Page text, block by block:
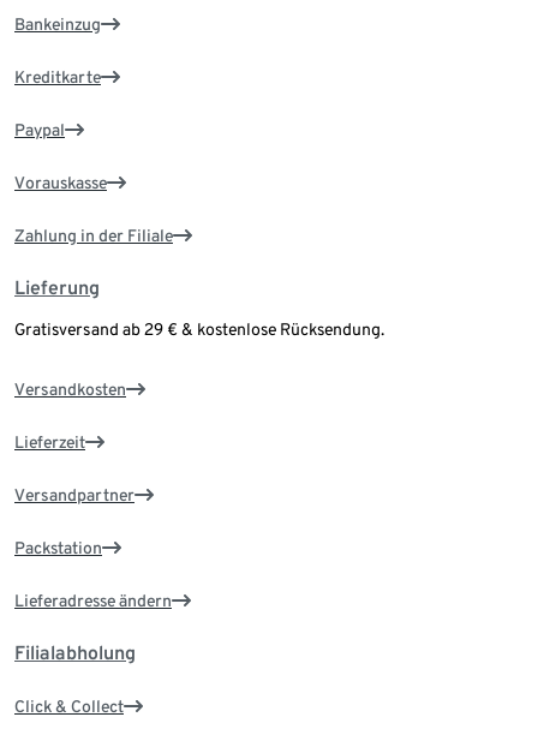
Bankeinzug
Kreditkarte
Paypal
Vorauskasse
Zahlung in der Filiale
Lieferung
Gratisversand ab 29 € & kostenlose Rücksendung.
Versandkosten
Lieferzeit
Versandpartner
Packstation
Lieferadresse ändern
Filialabholung
Click & Collect